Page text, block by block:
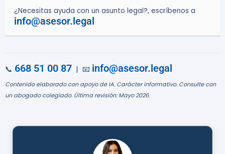
¿Necesitas ayuda con un asunto legal?, escríbenos a
info@asesor.legal
📞 668 51 00 87 | 📧 info@asesor.legal
Contenido elaborado con apoyo de IA. Carácter informativo. Consulte con
un abogado colegiado. Última revisión: Mayo 2026.